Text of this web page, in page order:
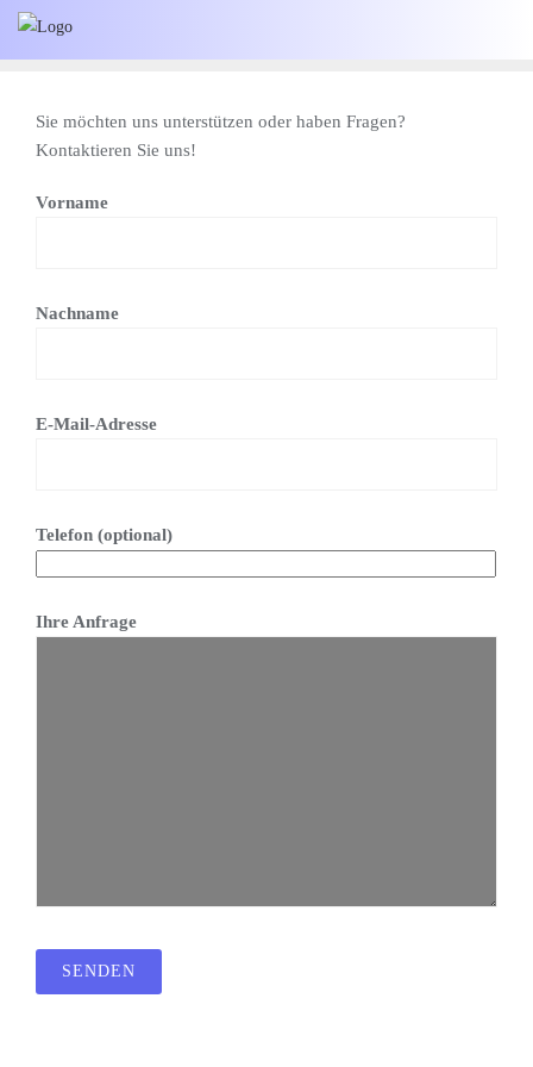
Skip
Sie möchten uns unterstützen oder haben Fragen?
Kontaktieren Sie uns!
Vorname
Nachname
E-Mail-Adresse
Telefon (optional)
Ihre Anfrage